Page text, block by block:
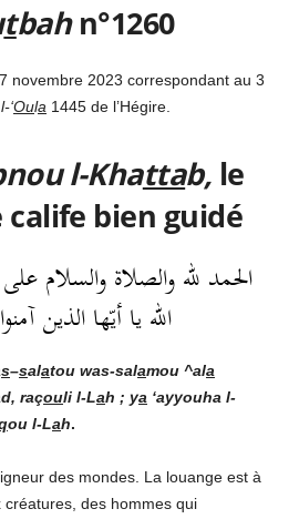
tbahn°1260
novembre 2023 correspondant au 3
‘Oula 1445 de l’Hégire.
l-Khattab, le
bien guidé
الحمد لله والصلاة والسلام
الله يا أيّها الذين
s–salatou was-salamou ^ala
raçouli l-Lah ; ya ‘ayyouha l-
ou l-Lah.
des mondes. La louange est à
des hommes qui